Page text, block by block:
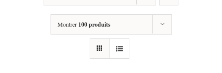
Montrer 100 produits